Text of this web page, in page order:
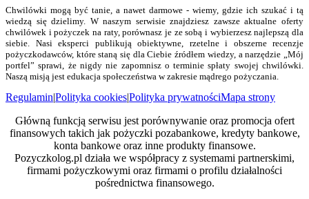
Chwilówki mogą być tanie, a nawet darmowe - wiemy, gdzie ich szukać i tą
wiedzą się dzielimy. W naszym serwisie znajdziesz zawsze aktualne oferty
chwilówek i pożyczek na raty, porównasz je ze sobą i wybierzesz najlepszą dla
siebie. Nasi eksperci publikują obiektywne, rzetelne i obszerne recenzje
pożyczkodawców, które staną się dla Ciebie źródłem wiedzy, a narzędzie „Mój
portfel” sprawi, że nigdy nie zapomnisz o terminie spłaty swojej chwilówki.
Naszą misją jest edukacja społeczeństwa w zakresie mądrego pożyczania.
Regulamin|Polityka cookies|Polityka prywatnościMapa strony
Główną funkcją serwisu jest porównywanie oraz promocja ofert
finansowych takich jak pożyczki pozabankowe, kredyty bankowe,
konta bankowe oraz inne produkty finansowe.
Pozyczkolog.pl działa we współpracy z systemami partnerskimi,
firmami pożyczkowymi oraz firmami o profilu działalności
pośrednictwa finansowego.